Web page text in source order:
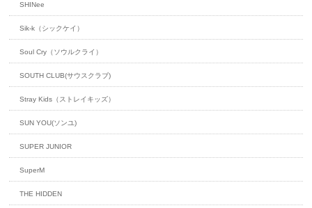
SHINee
Sik-k（シックケイ）
Soul Cry（ソウルクライ）
SOUTH CLUB(サウスクラブ)
Stray Kids（ストレイキッズ）
SUN YOU(ソンユ)
SUPER JUNIOR
SuperM
THE HIDDEN